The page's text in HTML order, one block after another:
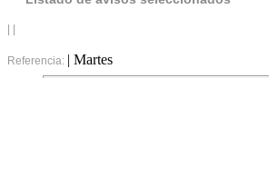
Referencia: | Martes